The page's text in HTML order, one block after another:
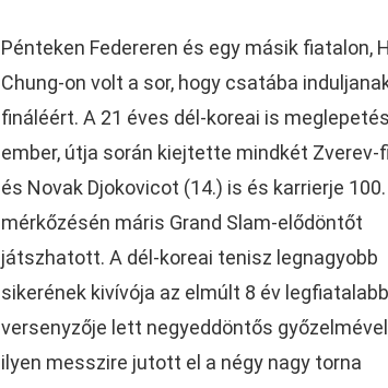
Pénteken Federeren és egy másik fiatalon,
Chung-on volt a sor, hogy csatába
fináléért. A 21 éves dél-koreai is meglepetés
ember, útja során kiejtette mindkét Zverev-
és Novak Djokovicot (14.) is és karrierje
mérkőzésén máris Grand Slam-elődöntőt
játszhatott. A dél-koreai tenisz legnagyobb
sikerének kivívója az elmúlt 8 év legfiatalabb
versenyzője lett negyeddöntős
ilyen messzire jutott el a négy nagy torna